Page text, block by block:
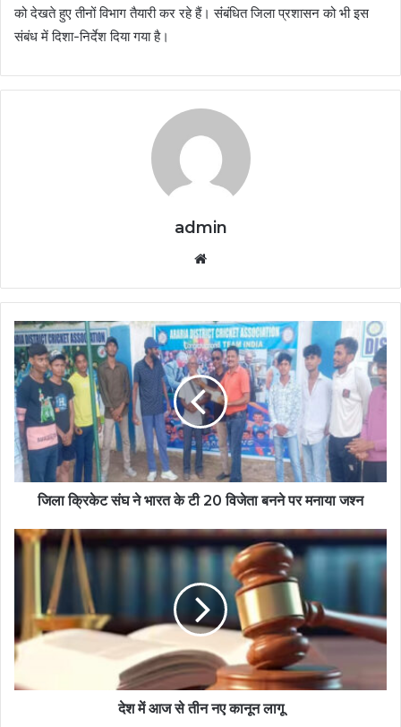
को देखते हुए तीनों विभाग तैयारी कर रहे हैं। संंबंधित जिला प्रशासन को भी इस
संबंध में दिशा-निर्देश दिया गया है।
admin
जिला क्रिकेट संघ ने भारत के टी 20 विजेता बनने पर मनाया जश्न
देश में आज से तीन नए कानून लागू